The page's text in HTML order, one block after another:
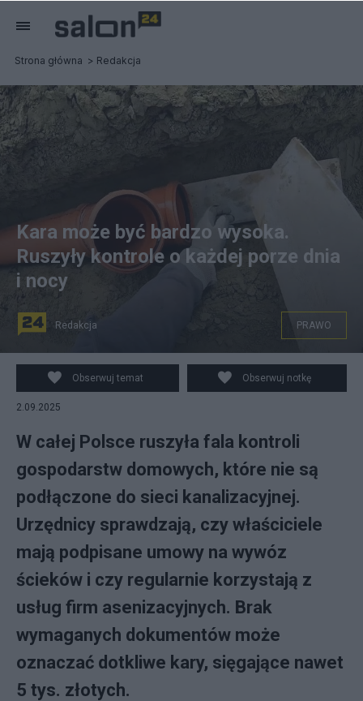
Strona główna Redakcja
Kara może być bardzo wysoka.
Ruszyły kontrole o każdej porze dnia
i nocy
Redakcja PRAWO
Obserwuj temat Obserwuj notkę
2.09.2025
W całej Polsce ruszyła fala kontroli
gospodarstw domowych, które nie są
podłączone do sieci kanalizacyjnej.
Urzędnicy sprawdzają, czy właściciele
mają podpisane umowy na wywóz
ścieków i czy regularnie korzystają z
usług firm asenizacyjnych. Brak
wymaganych dokumentów może
oznaczać dotkliwe kary, sięgające nawet
5 tys. złotych.